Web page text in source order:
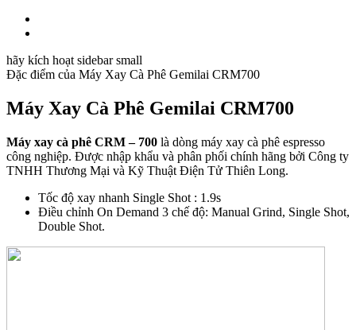
hãy kích hoạt sidebar small
Đặc điểm của Máy Xay Cà Phê Gemilai CRM700
Máy Xay Cà Phê Gemilai CRM700
Máy xay cà phê CRM – 700 là dòng máy xay cà phê espresso
công nghiệp. Được nhập khẩu và phân phối chính hãng bởi Công ty
TNHH Thương Mại và Kỹ Thuật Điện Tử Thiên Long.
Tốc độ xay nhanh Single Shot : 1.9s
Điều chỉnh On Demand 3 chế độ: Manual Grind, Single Shot,
Double Shot.